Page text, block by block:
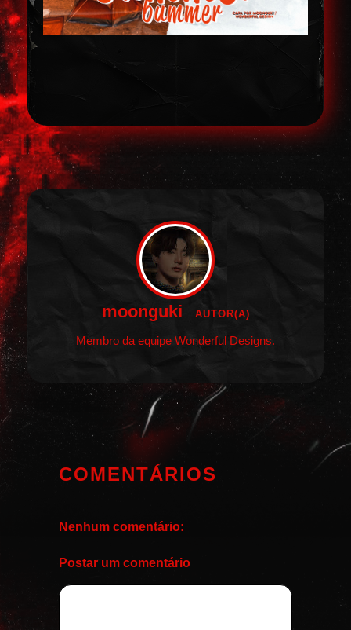
moonguki AUTOR(A)
Membro da equipe Wonderful Designs.
COMENTÁRIOS
Nenhum comentário:
Postar um comentário